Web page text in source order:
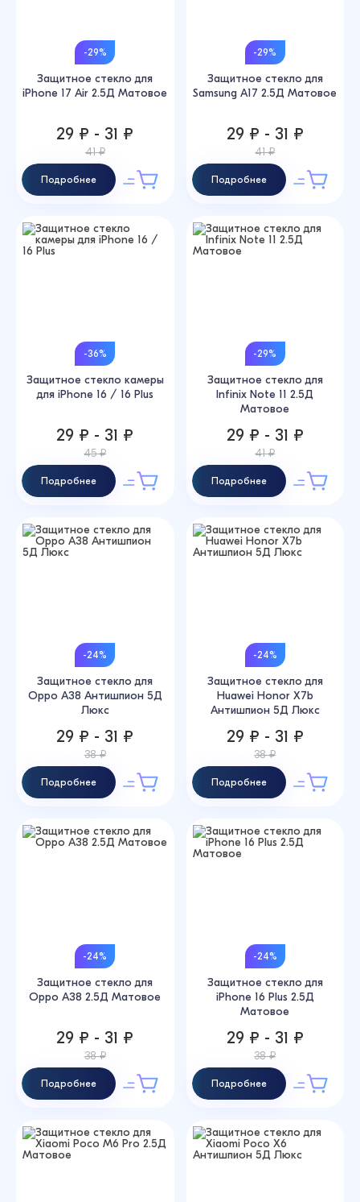
-29%
Защитное стекло для
iPhone 17 Air 2.5Д Матовое
29 ₽ - 31 ₽
41 ₽
Подробнее
-29%
Защитное стекло для
Samsung A17 2.5Д Матовое
29 ₽ - 31 ₽
41 ₽
Подробнее
-36%
Защитное стекло камеры
для iPhone 16 / 16 Plus
29 ₽ - 31 ₽
45 ₽
Подробнее
-29%
Защитное стекло для
Infinix Note 11 2.5Д
Матовое
29 ₽ - 31 ₽
41 ₽
Подробнее
-24%
Защитное стекло для
Oppo A38 Антишпион 5Д
Люкс
29 ₽ - 31 ₽
38 ₽
Подробнее
-24%
Защитное стекло для
Huawei Honor X7b
Антишпион 5Д Люкс
29 ₽ - 31 ₽
38 ₽
Подробнее
-24%
Защитное стекло для
Oppo A38 2.5Д Матовое
29 ₽ - 31 ₽
38 ₽
Подробнее
-24%
Защитное стекло для
iPhone 16 Plus 2.5Д
Матовое
29 ₽ - 31 ₽
38 ₽
Подробнее